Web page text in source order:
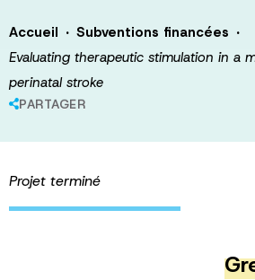
Accueil · Subventions financées ·
Evaluating therapeutic stimulation in a
perinatal stroke
PARTAGER
Projet terminé